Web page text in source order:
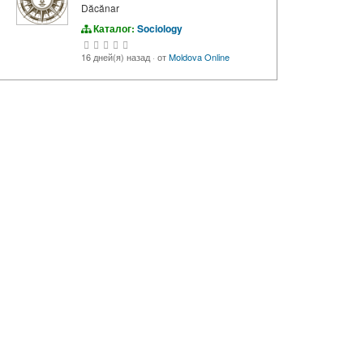
Dăcănar
Каталог: Sociology
16 дней(я) назад· отMoldova Online